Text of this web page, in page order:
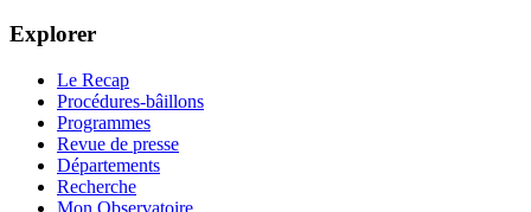
Explorer
Le Recap
Procédures-bâillons
Programmes
Revue de presse
Départements
Recherche
Mon Observatoire